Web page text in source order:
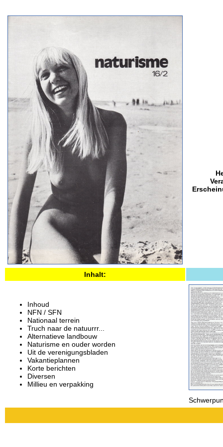
Inhalt:
Inhoud
NFN / SFN
Nationaal terrein
Truch naar de natuurrr...
Alternatieve landbouw
Naturisme en ouder worden
Uit de verenigungsbladen
Vakantieplannen
Korte berichten
Diversen
Millieu en verpakking